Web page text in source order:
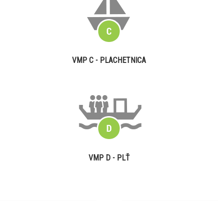
VMP C - PLACHETNICA
VMP D - PLŤ